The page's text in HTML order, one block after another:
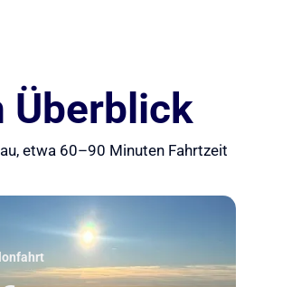
Überblick
etwa 60–90 Minuten Fahrtzeit